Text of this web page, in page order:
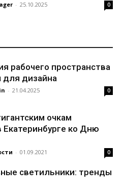
- 25.10.2025 0
рабочего пространства
для дизайна
- 21.04.2025 0
очкам
Екатеринбурге ко Дню
- 01.09.2021 0
светильники: тренды